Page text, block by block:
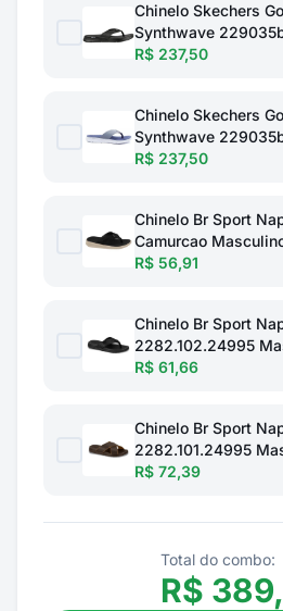
Chinelo Skechers
Synthwave
R$ 237,50
Chinelo Skechers
Synthwave
R$ 237,50
Chinelo Br Sport
Camurcao
R$ 56,91
Chinelo Br Sport
2282.102.24995
R$ 61,66
Chinelo Br Sport
2282.101.24995
R$ 72,39
Total do combo:
R$